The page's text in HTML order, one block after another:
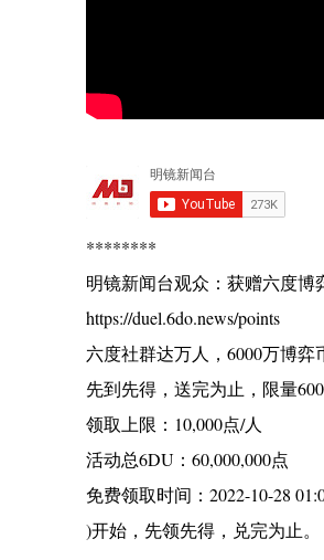
********
明镜新闻台观众：获赠六度博
https://duel.6do.news/points
六度社群达万人，6000万博弈
先到先得，送完为止，限量
领取上限：10,000点/人
活动总6DU：60,000,000点
免费领取时间：2022-10-28
)开始，先领先得，兑完为止。